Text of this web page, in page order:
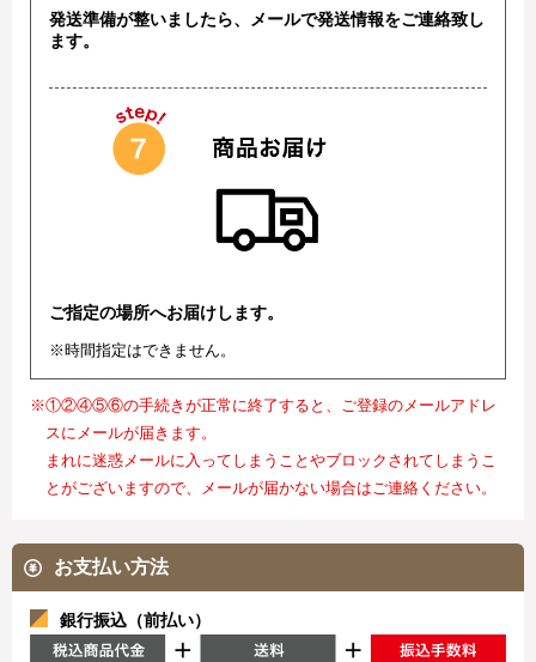
発送準備が整いましたら、メールで発送情報をご連絡致し
ます。
ご指定の場所へお届けします。
※時間指定はできません。
※①②④⑤⑥の手続きが正常に終了すると、ご登録のメールアドレ
スにメールが届きます。
まれに迷惑メールに入ってしまうことやブロックされてしまうこ
とがございますので、メールが届かない場合はご連絡ください。
お支払い方法
銀行振込（前払い）